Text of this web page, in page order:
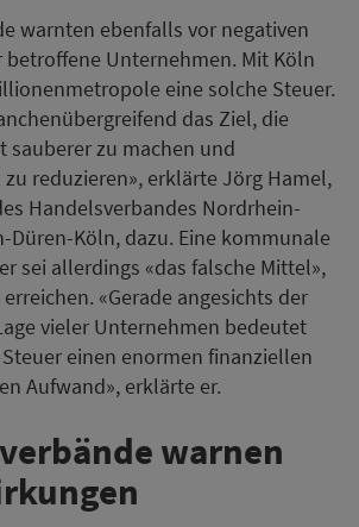
warnten ebenfalls vor negativen
Unternehmen. Mit Köln
eine solche Steuer.
das Ziel, die
sauberer zu machen und
reduzieren», erklärte Jörg Hamel,
Handelsverbandes Nordrhein-
Düren-Köln, dazu. Eine kommunale
sei allerdings «das falsche Mittel»,
«Gerade angesichts der
vieler Unternehmen bedeutet
einen enormen finanziellen
Aufwand», erklärte er.
warnen